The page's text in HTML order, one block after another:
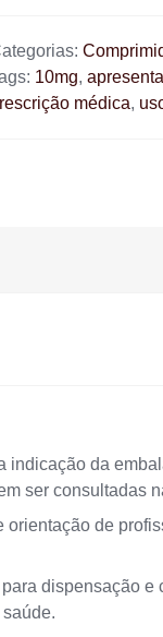
10mg,
médica,
da
ser consultadas
de
dispensação